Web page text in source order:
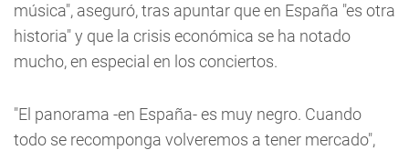
música", aseguró, tras apuntar que en España "es otra
historia" y que la crisis económica se ha notado
mucho, en especial en los conciertos.
"El panorama -en España- es muy negro. Cuando
todo se recomponga volveremos a tener mercado",